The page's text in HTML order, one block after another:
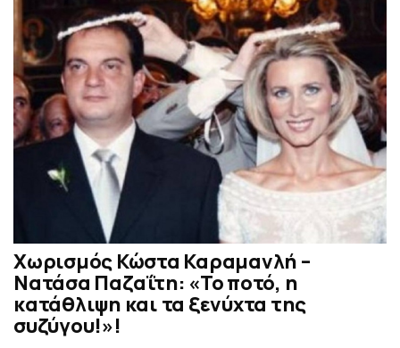
Χωρισμός Κώστα Καραμανλή –
Νατάσα Παζαΐτη: «Το ποτό, η
κατάθλιψη και τα ξενύχτα της
συζύγου!»!